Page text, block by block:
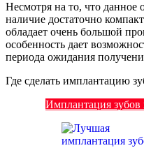
Несмотря на то, что данное
наличие достаточно
обладает очень большой
особенность дает
периода ожидания
Где сделать имплантацию
Имплантация